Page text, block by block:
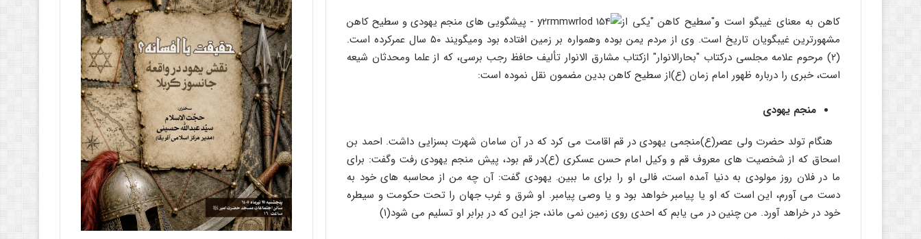
کاهن به معناى غیبگو است و"سطیح کاهن "یکى از
مشهورترین غیبگویان تاریخ است. وى از مردم یمن بوده وهمواره بر زمین افتاده بود ومیگویند ۵۰ سال عمرکرده است.
(۲) مرحوم علامه مجلسى درکتاب "بحارالانوار" ازکتاب مشارق الانوار تألیف حافظ رجب برسى، که از علما ومحدثان شیعه
است، خبرى را درباره ظهور امام زمان (ع)از سطیح کاهن بدین مضمون نقل نموده است:
منجم یهودى
هنگام تولد حضرت ولى عصر(ع)منجمى یهودى در قم اقامت مى کرد که در آن سامان شهرت بسزایى داشت. احمد بن
اسحاق که از شخصیت هاى معروف قم و وکیل امام حسن عسکرى (ع)در قم بود، پیش منجم یهودى رفت وگفت: براى
ما در فلان روز مولودى به دنیا آمده است، فالى او را براى ما ببین. یهودى گفت: آن چه من از محاسبه هاى خود به
دست مى آورم، این است که او یا پیامبر خواهد بود و یا وصی پیامبر. او شرق و غرب جهان را تحت حکومت و سیطره
خود در خراهد آورد. من چنین در مى یابم که احدى روى زمین نمى ماند، جز این که در برابر او تسلیم مى شود(۱)